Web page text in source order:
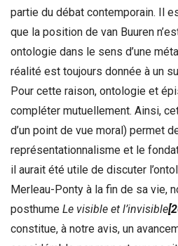
partie du débat contemporain. Il
que la position de van Buuren
ontologie dans le sens d’une
réalité est toujours donnée à un
Pour cette raison, ontologie et
compléter mutuellement. Ainsi,
d’un point de vue moral) permet
représentationnalisme et le
il aurait été utile de discuter
Merleau-Ponty à la fin de sa vie,
posthume Le visible et l’invisible
constitue, à notre avis, un